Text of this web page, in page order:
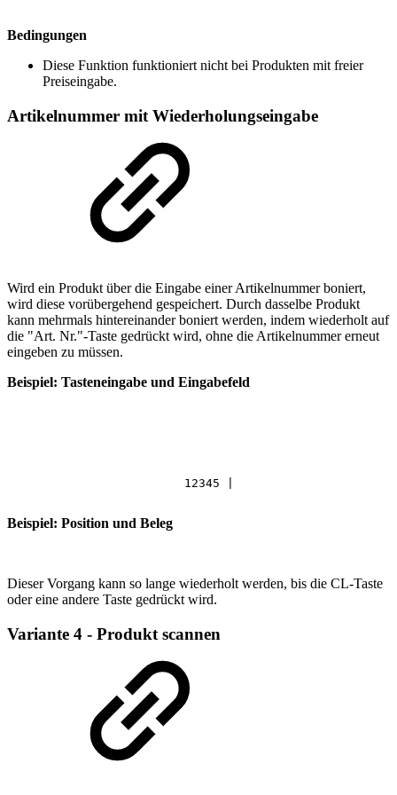
Bedingungen
Diese Funktion funktioniert nicht bei Produkten mit freier
Preiseingabe.
Artikelnummer mit Wiederholungseingabe
Wird ein Produkt über die Eingabe einer Artikelnummer boniert,
wird diese vorübergehend gespeichert. Durch dasselbe Produkt
kann mehrmals hintereinander boniert werden, indem wiederholt auf
die "Art. Nr."-Taste gedrückt wird, ohne die Artikelnummer erneut
eingeben zu müssen.
Beispiel: Tasteneingabe und Eingabefeld
12345
Beispiel: Position und Beleg
Dieser Vorgang kann so lange wiederholt werden, bis die CL-Taste
oder eine andere Taste gedrückt wird.
Variante 4 - Produkt scannen